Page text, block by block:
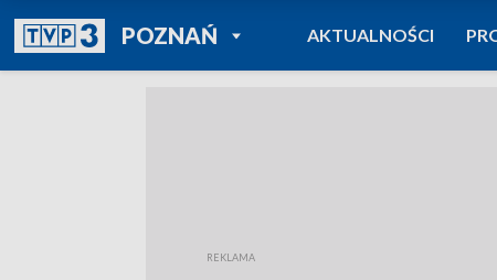
POZNAŃPOWRÓT DO
TVP REGIONY
AKTUALNOŚCI